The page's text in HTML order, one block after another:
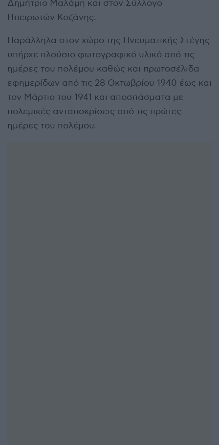
Δημήτριο Μαλάμη και στον Σύλλογο
Ηπειρωτών Κοζάνης.
Παράλληλα στον χώρο της Πνευματικής Στέγης
υπήρχε πλούσιο φωτογραφικό υλικό από τις
ημέρες του πολέμου καθώς και πρωτοσέλιδα
εφημερίδων από τις 28 Οκτωβρίου 1940 έως και
τον Μάρτιο του 1941 και αποσπάσματα με
πολεμικές ανταποκρίσεις από τις πρώτες
ημέρες του πολέμου.